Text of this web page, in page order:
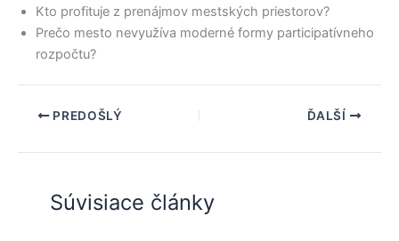
Kto profituje z prenájmov mestských priestorov?
Prečo mesto nevyužíva moderné formy participatívneho
rozpočtu?
PREDOŠLÝ ĎALŠÍ
Súvisiace články